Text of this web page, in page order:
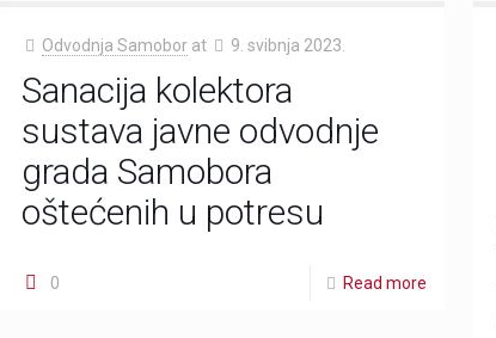
Odvodnja Samobor at 9. svibnja 2023.
Sanacija kolektora
sustava javne odvodnje
grada Samobora
oštećenih u potresu
0 Read more